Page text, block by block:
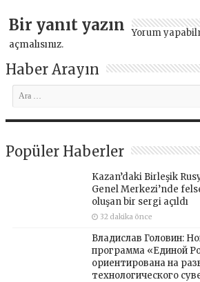
Bir yanıt yazın Yorum
açmalısınız.
Haber Arayın
Popüler Haberler
Kazan’daki Birleşik
Genel Merkezi’nde
oluşan bir sergi açıldı
32 dakika önce
Владислав Головин:
программа «Единой
ориентирована на
технологического